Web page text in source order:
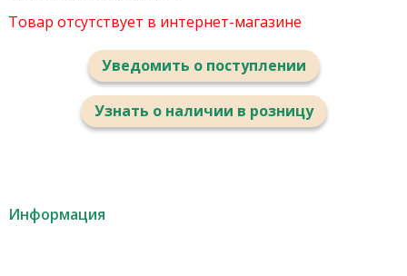
Товар отсутствует в интернет-магазине
Уведомить о поступлении
Узнать о наличии в розницу
Информация